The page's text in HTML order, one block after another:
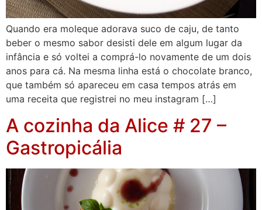
Quando era moleque adorava suco de caju, de tanto
beber o mesmo sabor desisti dele em algum lugar da
infância e só voltei a comprá-lo novamente de um dois
anos para cá. Na mesma linha está o chocolate branco,
que também só apareceu em casa tempos atrás em
uma receita que registrei no meu instagram […]
A cozinha da Alice # 27 –
Gastropicália